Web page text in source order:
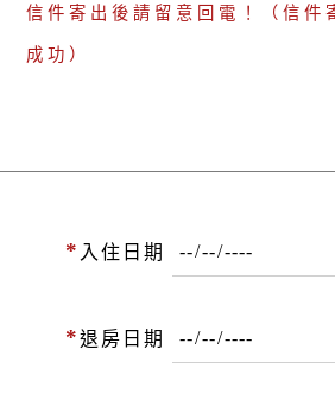
信件寄出後請留意回電！（信件
成功）
* 入住日期
*退房日期